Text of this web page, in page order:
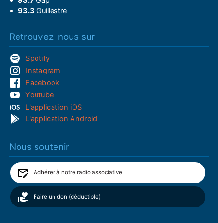
93.3 Guillestre
Retrouvez-nous sur
Spotify
Instagram
Facebook
Youtube
L'application iOS
L'application Android
Nous soutenir
Adhérer à notre radio associative
Faire un don (déductible)